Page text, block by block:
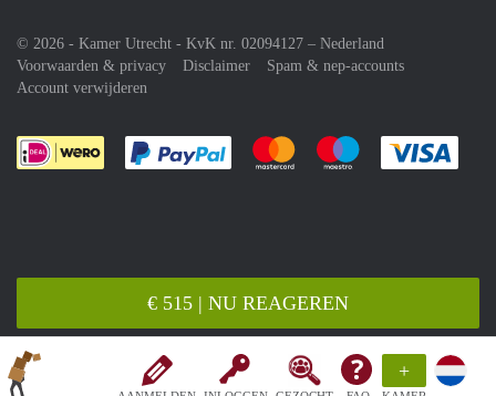
+
€ 515 | NU REAGEREN
© 2026 - Kamer Utrecht - KvK nr. 02094127 – Nederland
Voorwaarden & privacy
Disclaimer
Spam & nep-accounts
Account verwijderen
Je rekent gemakkelijk af met Paypal
Je rekent gemakkelijk af met
Je rekent